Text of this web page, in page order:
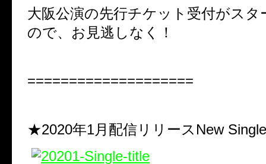
大阪公演の先行チケット受付がスタ
ので、お見逃しなく！
====================
★2020年1月配信リリースNew